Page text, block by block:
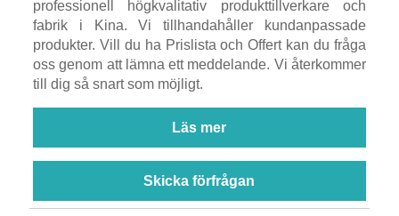
professionell högkvalitativ produkttillverkare och
fabrik i Kina. Vi tillhandahåller kundanpassade
produkter. Vill du ha Prislista och Offert kan du fråga
oss genom att lämna ett meddelande. Vi återkommer
till dig så snart som möjligt.
Läs mer
Skicka förfrågan